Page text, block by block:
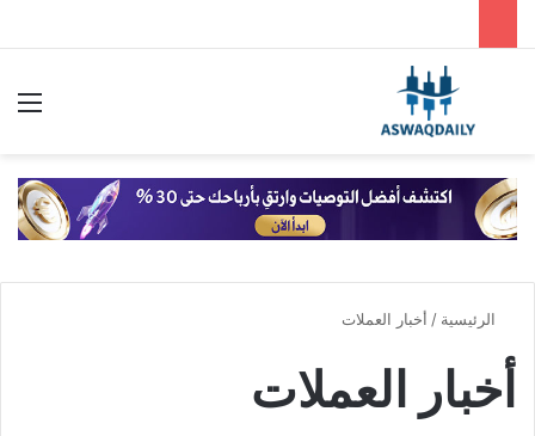
بحث عن
الرئيسية / أخبار العملات
أخبار العملات